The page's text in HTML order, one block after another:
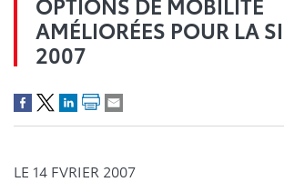
AMÉLIORÉES POUR LA
2007
LE 14 FVRIER 2007